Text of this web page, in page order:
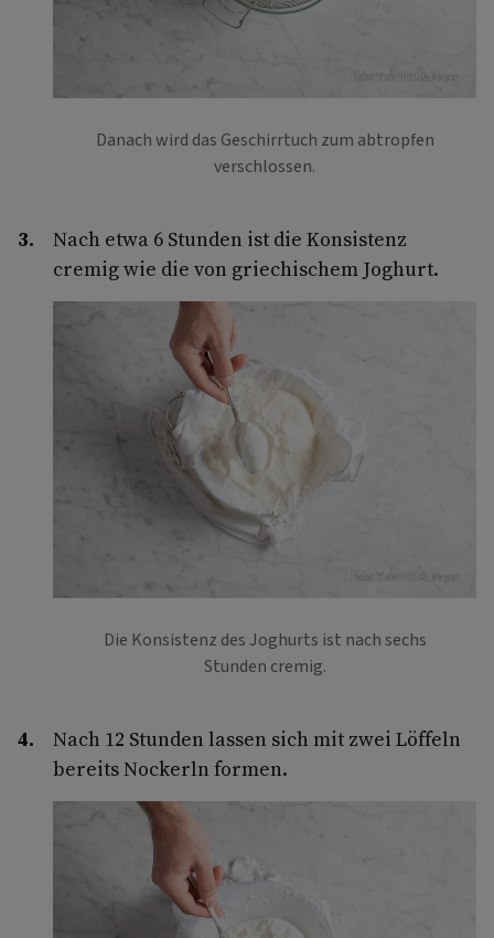
Foto: Eisenhut & Mayer
Danach wird das Geschirrtuch zum abtropfen
verschlossen.
Nach etwa 6 Stunden ist die Konsistenz
cremig wie die von griechischem Joghurt.
Foto: Eisenhut & Mayer
Die Konsistenz des Joghurts ist nach sechs
Stunden cremig.
Nach 12 Stunden lassen sich mit zwei Löffeln
bereits Nockerln formen.